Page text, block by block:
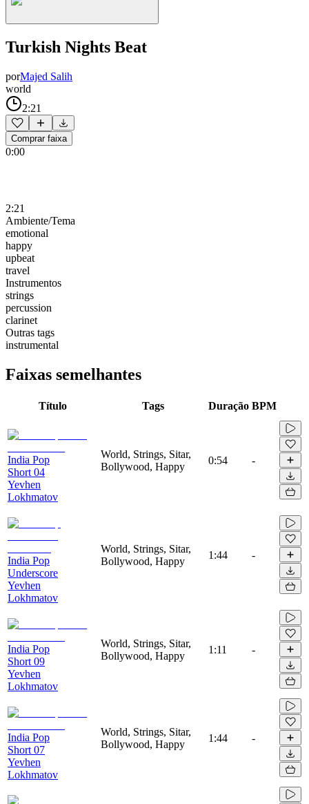
Turkish Nights Beat
porMajed Salih
world
2:21
Comprar faixa
0:00
2:21
Ambiente/Tema
emotional
happy
upbeat
travel
Instrumentos
strings
percussion
clarinet
Outras tags
instrumental
Faixas semelhantes
Título Tags Duração BPM
India Pop
Short 04
Yevhen
Lokhmatov
World, Strings, Sitar,
Bollywood, Happy
0:54 -
India Pop
Underscore
Yevhen
Lokhmatov
World, Strings, Sitar,
Bollywood, Happy
1:44 -
India Pop
Short 09
Yevhen
Lokhmatov
World, Strings, Sitar,
Bollywood, Happy
1:11 -
India Pop
Short 07
Yevhen
Lokhmatov
World, Strings, Sitar,
Bollywood, Happy
1:44 -